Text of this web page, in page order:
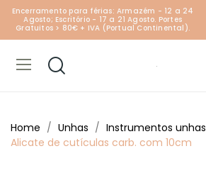
Encerramento para férias: Armazém - 12 a 24
Agosto; Escritório - 17 a 21 Agosto. Portes
Gratuitos > 80€ + IVA (Portual Continental).
Home Unhas Instrumentos unhas
Alicate de cutículas carb. com 10cm